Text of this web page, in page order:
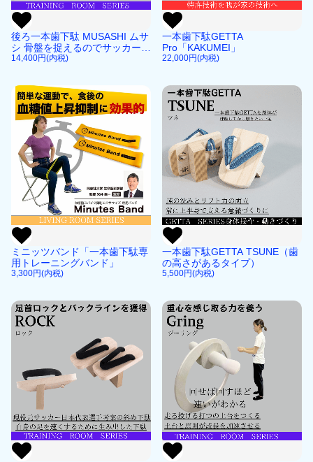
後ろ一本歯下駄 MUSASHI ムサ
シ 骨盤を捉えるのでサッカー・
バスケなど一歩目の一瞬の動き
も多い一足
14,400円(内税)
一本歯下駄GETTA
Pro「KAKUMEI」
22,000円(内税)
ミニッツバンド「一本歯下駄専
用トレーニングバンド」
3,300円(内税)
一本歯下駄GETTA TSUNE（歯
の高さがあるタイプ）
5,500円(内税)